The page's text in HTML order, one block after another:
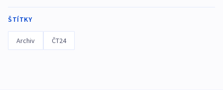
ŠTÍTKY
Archiv ČT24